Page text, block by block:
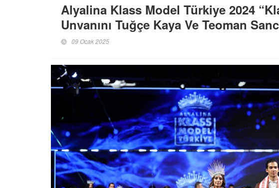
Alyalina Klass Model Türkiye 2024
Unvanını Tuğçe Kaya Ve Teoman
09 Ocak 2025